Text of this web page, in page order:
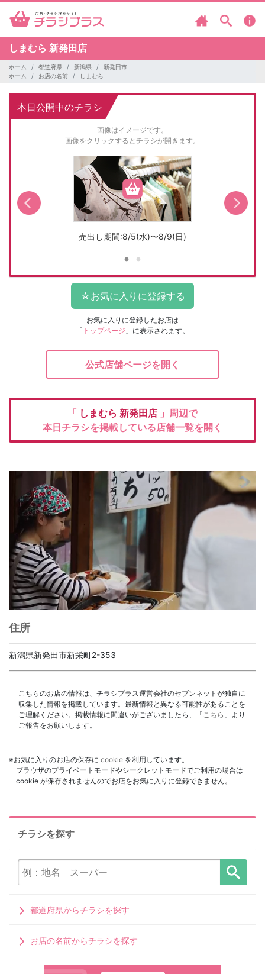
しまむら 新発田店
ホーム 都道府県 新潟県
新発田市
ホーム
お店の名前 しまむら
本日公開中のチラシ
画像はイメージです。
画像をクリックするとチラシが開きます。
売出し期間:8/5(水)〜8/9(日)
お気に入りに登録したお店は
「 トップページ 」に表示されます。
公式店舗ページを開く
「 しまむら 新発田店 」周辺で
本日チラシを掲載している店舗一覧を開く
住所
新潟県新発田市新栄町2-353
こちらのお店の情報は、チラシプラス運営会社のセブンネットが独自に
収集した情報を掲載しています。最新情報と異なる可能性があることを
ご理解ください。掲載情報に間違いがございましたら、「 こちら 」より
ご報告をお願いします。
※お気に入りのお店の保存に cookie を利用しています。
ブラウザのプライベートモードやシークレットモードでご利用の場合は
cookie が保存されませんのでお店をお気に入りに登録できません。
チラシを探す
都道府県からチラシを探す
お店の名前からチラシを探す